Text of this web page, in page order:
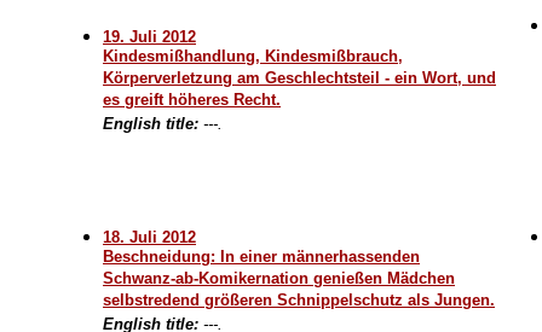
19. Juli 2012
Kindesmißhandlung, Kindesmißbrauch,
Körperverletzung am Geschlechtsteil - ein Wort, und
es greift höheres Recht.
English title: ---.
18. Juli 2012
Beschneidung: In einer männerhassenden
Schwanz-ab-Komikernation genießen Mädchen
selbstredend größeren Schnippelschutz als Jungen.
English title: ---.